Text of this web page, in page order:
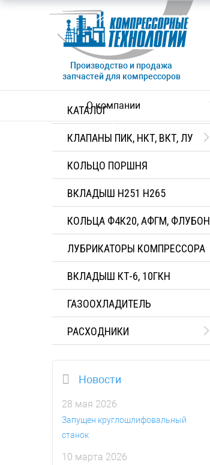
Производство и продажа
запчастей для компрессоров
О компании
КАТАЛОГ
КЛАПАНЫ ПИК, НКТ, ВКТ, ЛУ
КОЛЬЦО ПОРШНЯ
ВКЛАДЫШ H251 H265
КОЛЬЦА Ф4К20, АФГМ, ФЛУБОН
ЛУБРИКАТОРЫ КОМПРЕССОРА
ВКЛАДЫШ КТ-6, 10ГКН
ГАЗООХЛАДИТЕЛЬ
РАСХОДНИКИ
Новости
28 мая 2026
Запущен круглошлифовальный
станок
10 марта 2026